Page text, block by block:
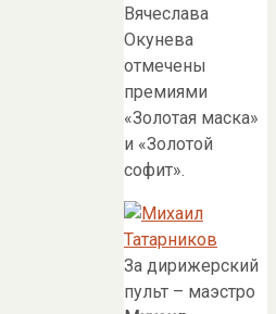
Вячеслава
Окунева
отмечены
премиями
«Золотая маска»
и «Золотой
софит».
За дирижерский
пульт – маэстро